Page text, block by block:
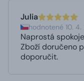
Julia
hodnotené 10.
Naprostá
Zboží doručeno
doporučit.